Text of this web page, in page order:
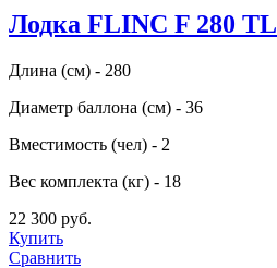
Лодка FLINC F 280 TL
Длина (см) - 280
Диаметр баллона (см) - 36
Вместимость (чел) - 2
Вес комплекта (кг) - 18
22 300 руб.
Купить
Сравнить